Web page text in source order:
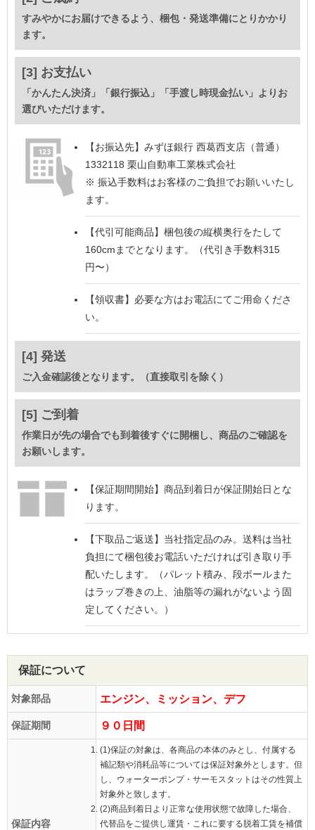
すみやかにお届けできるよう、梱包・発送準備にとりかかり
ます。
[3] お支払い
「かんたん決済」「銀行振込」「手渡し時現金払い」よりお
選びいただけます。
【お振込先】 みずほ銀行 西葛西支店（普通）
1332118 栗山自動車工業株式会社
※ 振込手数料はお客様のご負担でお願いいたし
ます。
【代引可能商品】 梱包後の縦横奥行をたして
160cmまでとなります。（代引き手数料315
円〜）
【領収書】 必要な方はお電話にてご用命くださ
い。
[4] 発送
ご入金確認後となります。（直接取引を除く）
[5] ご到着
作業日が先の場合でも到着後すぐに開梱し、商品のご確認を
お願いします。
【保証期間開始】 商品到着日が保証開始日とな
ります。
【下取品ご返送】 当社指定品のみ。送料は当社
負担にて梱包後お電話いただければ引き取り手
配いたします。（パレット積み、段ボールまた
はラップ巻きの上、油脂等の漏れがないよう固
定してください。）
保証について
対象部品 エンジン、ミッション、デフ
保証期間 ９０日間
保証内容
(1)保証の対象は、各商品の本体のみとし、付属する
補記類や消耗品等については保証対象外とします。但
し、ウォーターポンプ・サーモスタットはその性質上
対象外と致します。
(2)商品到着日より正常な使用状態で故障した場合、
代替品をご提供し運賃・これに要する脱着工賃を補償